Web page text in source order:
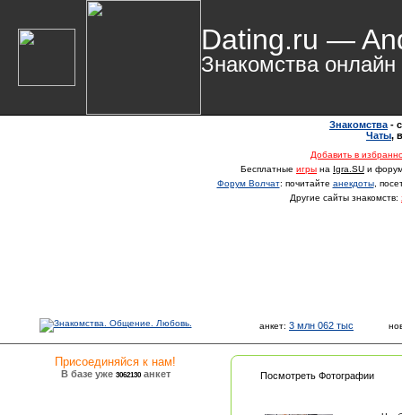
Dating.ru —
Знакомства онлайн
Знакомства -
Чаты,
Добавить в
Бесплатные игры на Igra.SU и
Форум Волчат: почитайте анекдоты,
Другие сайты знакомств:
анкет: 3 млн 062 тыс
Присоединяйся к нам!
В базе уже 3062130анкет Посмотреть Фотографии